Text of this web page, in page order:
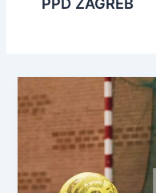
PPD ZAGREB